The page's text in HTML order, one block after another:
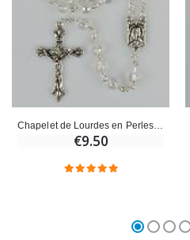
Chapelet de Lourdes en Perles de Cristal
€9.50